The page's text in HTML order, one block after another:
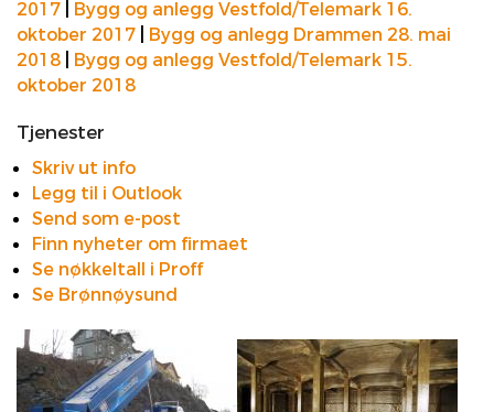
2017
Bygg og anlegg Vestfold/Telemark 16.
oktober 2017
Bygg og anlegg Drammen 28. mai
2018
Bygg og anlegg Vestfold/Telemark 15.
oktober 2018
Tjenester
Skriv ut info
Legg til i Outlook
Send som e-post
Finn nyheter om firmaet
Se nøkkeltall i Proff
Se Brønnøysund